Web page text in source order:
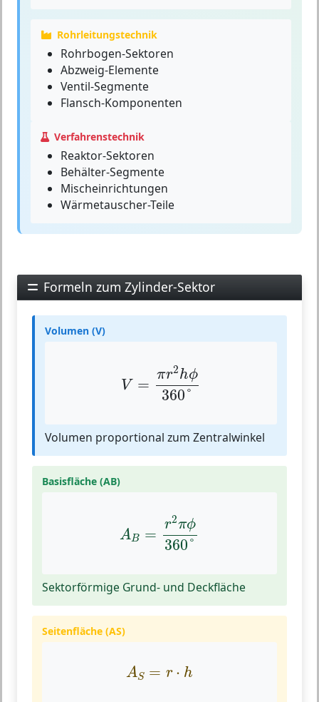
Rohrleitungstechnik
Rohrbogen-Sektoren
Abzweig-Elemente
Ventil-Segmente
Flansch-Komponenten
Verfahrenstechnik
Reaktor-Sektoren
Behälter-Segmente
Mischeinrichtungen
Wärmetauscher-Teile
Formeln zum Zylinder-Sektor
Volumen (V)
V =
πr2hϕ
360°
ϕ360
Volumen proportional zum Zentralwinkel
Basisfläche (AB)
AB =
r2πϕ
360°
πϕ 360
Sektorförmige Grund- und Deckfläche
Seitenfläche (AS)
AS = r ⋅ h
A r⋅